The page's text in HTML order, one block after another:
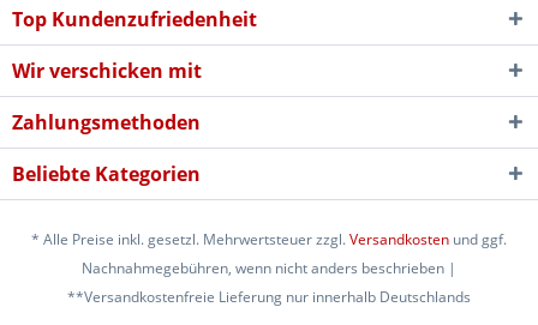
Top Kundenzufriedenheit
Wir verschicken mit
Zahlungsmethoden
Beliebte Kategorien
* Alle Preise inkl. gesetzl. Mehrwertsteuer zzgl.Versandkosten und ggf.
Nachnahmegebühren, wenn nicht anders beschrieben |
**Versandkostenfreie Lieferung nur innerhalb Deutschlands